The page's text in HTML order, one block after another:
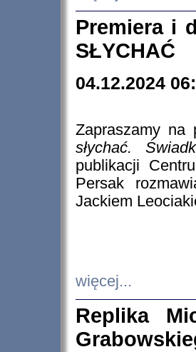
Premiera i
SŁYCHAĆ
04.12.2024
Zapraszamy
słychać.
publikacji
Persak
Jackiem
więcej...
Replika